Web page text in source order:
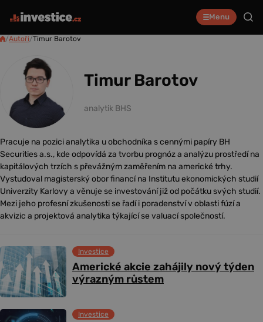
Menu
/Autoři/Timur Barotov
Timur Barotov
analytik BHS
Pracuje na pozici analytika u obchodníka s cennými papíry BH
Securities a.s., kde odpovídá za tvorbu prognóz a analýzu prostředí na
kapitálových trzích s převážným zaměřením na americké trhy.
Vystudoval magisterský obor financí na Institutu ekonomických studií
Univerzity Karlovy a věnuje se investování již od počátku svých studií.
Mezi jeho profesní zkušenosti se řadí i poradenství v oblasti fúzí a
akvizic a projektová analytika týkající se valuací společností.
Americké akcie zahájily nový týden
výrazným růstem
Investice
Investice